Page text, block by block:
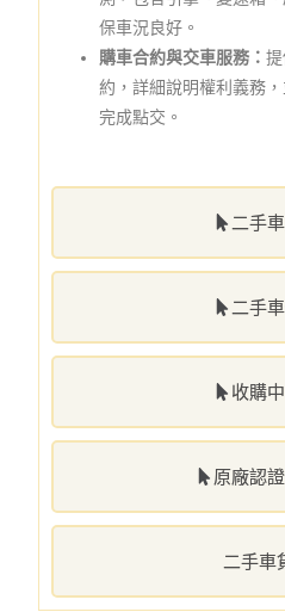
二手
二手
收購
原廠認
二手車
保車況良好。
購車合約與交車服務：
約，詳細說明權利義務
完成點交。